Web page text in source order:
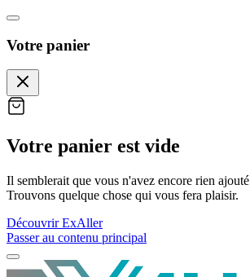
Votre panier
Votre panier est vide
Il semblerait que vous n'avez encore rien
Trouvons quelque chose qui vous fera plaisir.
Découvrir ExAller
Passer au contenu principal